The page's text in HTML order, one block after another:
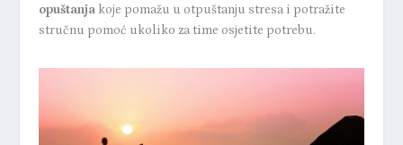
opuštanjakoje pomažu u otpuštanju stresa i potražite
stručnu pomoć ukoliko za time osjetite potrebu.